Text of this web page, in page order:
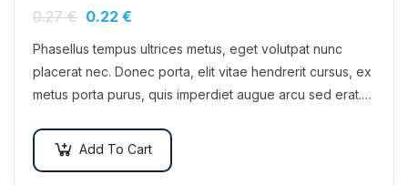
0.27€ 0.22 €
Phasellus tempus ultrices metus, eget volutpat nunc
placerat nec. Donec porta, elit vitae hendrerit cursus, ex
metus porta purus, quis imperdiet augue arcu sed erat.
Add To Cart